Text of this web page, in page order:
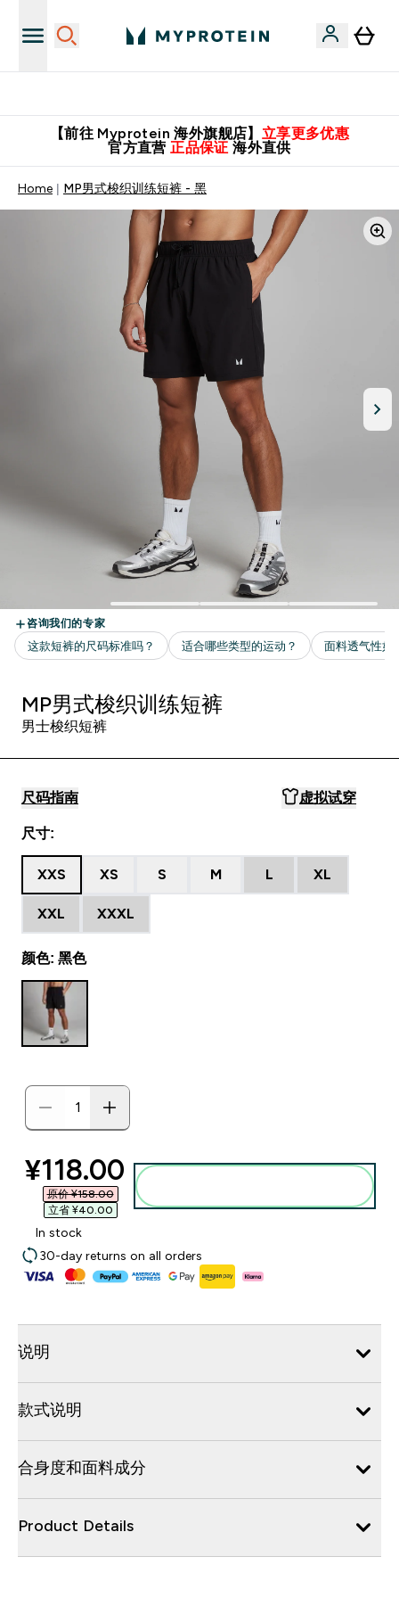
【前往 Myprotein 海外旗舰店】 立享更多优惠
官方直营 正品保证 海外直供
Home MP男式梭织训练短裤 - 黑
MP男式梭织训练短裤
男士梭织短裤
尺码指南 虚拟试穿
尺寸:
XXS XS S M L XL
XXL XXXL
颜色: 黑色
discounted price
¥118.00‎
原价 ¥158.00‎
立省 ¥40.00‎
In stock
30-day returns on all orders
说明
款式说明
合身度和面料成分
Product Details